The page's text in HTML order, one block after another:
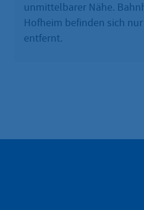
unmittelbarer Nähe.
Hofheim befinden sich
entfernt.